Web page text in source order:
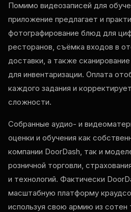
Помимо видеозаписей для
приложение предлагает и
фотографирование блюд для
ресторанов, съёмка входов в
доставки, а также
для инвентаризации. Оплата
каждого задания и
сложности.
Собранные аудио- и
оценки и обучения как
компании DoorDash, так и
розничной торговли,
и технологий. Фактически
масштабную платформу
используя свою армию из сотен